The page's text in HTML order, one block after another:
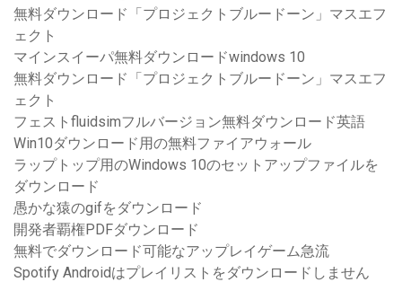
無料ダウンロード「プロジェクトブルードーン」マスエフ
ェクト
マインスイーパ無料ダウンロードwindows 10
無料ダウンロード「プロジェクトブルードーン」マスエフ
ェクト
フェストfluidsimフルバージョン無料ダウンロード英語
Win10ダウンロード用の無料ファイアウォール
ラップトップ用のWindows 10のセットアップファイルを
ダウンロード
愚かな猿のgifをダウンロード
開発者覇権PDFダウンロード
無料でダウンロード可能なアップレイゲーム急流
Spotify Androidはプレイリストをダウンロードしません